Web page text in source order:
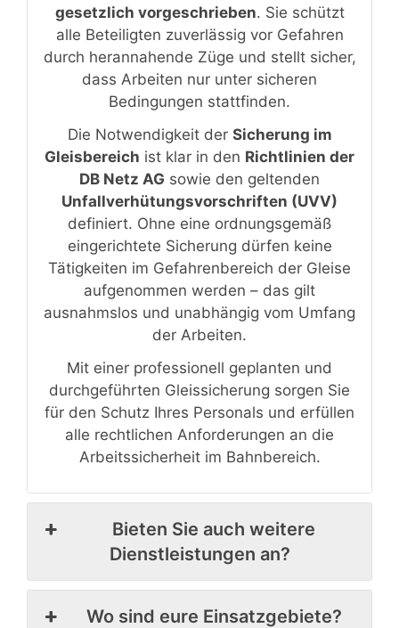
gesetzlich vorgeschrieben. Sie schützt
alle Beteiligten zuverlässig vor Gefahren
durch herannahende Züge und stellt sicher,
dass Arbeiten nur unter sicheren
Bedingungen stattfinden.
Die Notwendigkeit der Sicherung im
Gleisbereich ist klar in den Richtlinien der
DB Netz AG sowie den geltenden
Unfallverhütungsvorschriften (UVV)
definiert. Ohne eine ordnungsgemäß
eingerichtete Sicherung dürfen keine
Tätigkeiten im Gefahrenbereich der Gleise
aufgenommen werden – das gilt
ausnahmslos und unabhängig vom Umfang
der Arbeiten.
Mit einer professionell geplanten und
durchgeführten Gleissicherung sorgen Sie
für den Schutz Ihres Personals und erfüllen
alle rechtlichen Anforderungen an die
Arbeitssicherheit im Bahnbereich.
Bieten Sie auch weitere
Dienstleistungen an?
Wo sind eure Einsatzgebiete?